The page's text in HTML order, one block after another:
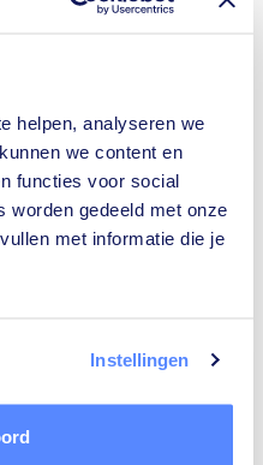
helpen, analyseren we
we content en
functies voor social
worden gedeeld met onze
met informatie die je
Instellingen
Rijscholen